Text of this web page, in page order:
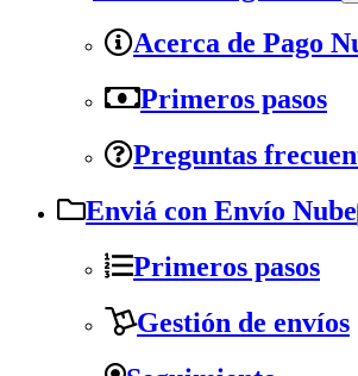
Acerca de Pago
Primeros pasos
Preguntas
Enviá con Envío Nube
Primeros pasos
Gestión de envíos